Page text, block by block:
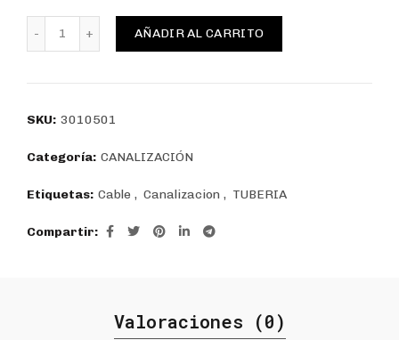
original
era:
actual
es:
Amarra cables natural, 500x7,6mm., BL 100 cantidad
AÑADIR AL CARRITO
SKU: 3010501
Categoría: CANALIZACIÓN
Etiquetas: Cable , Canalizacion , TUBERIA
Compartir
Valoraciones (0)